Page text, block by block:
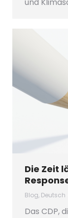
und
Die Zeit
Blog, Deutsch
Das CDP,